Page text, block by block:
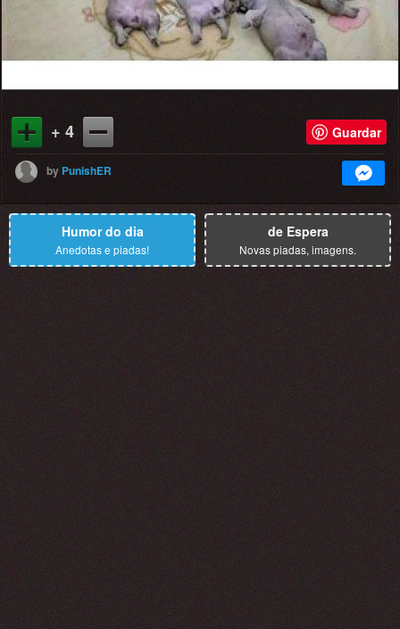
+ 4 Guardar
by PunishER
Humor do dia
Anedotas e piadas!
de Espera
Novas piadas, imagens.